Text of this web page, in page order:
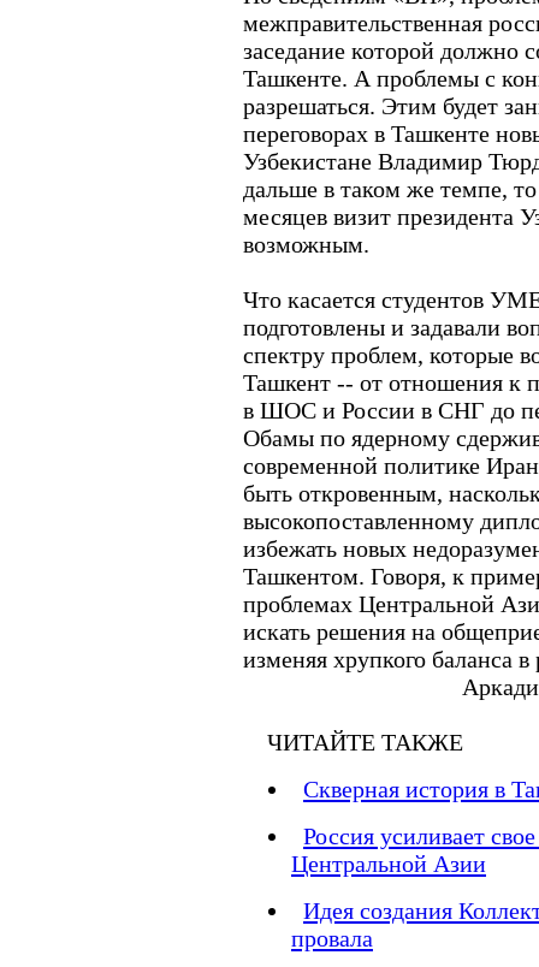
межправительственная
заседание которой должно
Ташкенте. А проблемы с
разрешаться. Этим будет
переговорах в Ташкенте
Узбекистане Владимир
дальше в таком же темпе,
месяцев визит президента
возможным.
Что касается студентов
подготовлены и задавали
спектру проблем, которые
Ташкент -- от отношения к
в ШОС и России в СНГ до
Обамы по ядерному
современной политике
быть откровенным,
высокопоставленному
избежать новых
Ташкентом. Говоря, к
проблемах Центральной
искать решения на
изменяя хрупкого баланса в
ЧИТАЙТЕ ТАКЖЕ
Скверная история в
Россия усиливает
Центральной Азии
Идея создания
провала